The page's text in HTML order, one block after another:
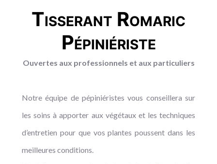
Tisserant Romaric
Pépiniériste
Ouvertes aux professionnels et aux particuliers
Notre équipe de pépiniéristes vous conseillera sur
les soins à apporter aux végétaux et les techniques
d’entretien pour que vos plantes poussent dans les
meilleures conditions.